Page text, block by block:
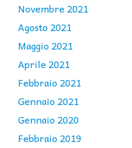
Novembre 2021
Agosto 2021
Maggio 2021
Aprile 2021
Febbraio 2021
Gennaio 2021
Gennaio 2020
Febbraio 2019